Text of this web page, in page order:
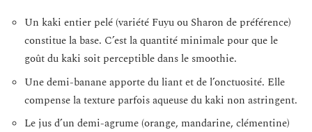
Un kaki entier pelé (variété Fuyu ou Sharon de préférence)
constitue la base. C’est la quantité minimale pour que le
goût du kaki soit perceptible dans le smoothie.
Une demi-banane apporte du liant et de l’onctuosité. Elle
compense la texture parfois aqueuse du kaki non astringent.
Le jus d’un demi-agrume (orange, mandarine, clémentine)